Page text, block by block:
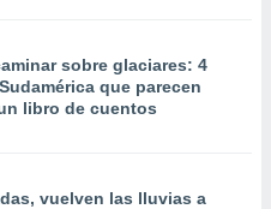
sobre glaciares: 4
que parecen
libro de cuentos
vuelven las lluvias a